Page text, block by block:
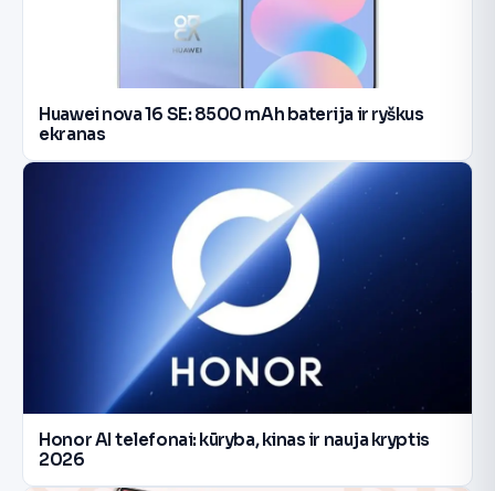
Huawei nova 16 SE: 8500 mAh baterija ir ryškus
ekranas
Honor AI telefonai: kūryba, kinas ir nauja kryptis
2026